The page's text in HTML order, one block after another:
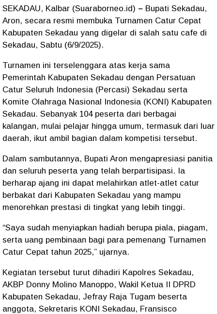
SEKADAU, Kalbar (Suaraborneo.id) – Bupati Sekadau,
Aron, secara resmi membuka Turnamen Catur Cepat
Kabupaten Sekadau yang digelar di salah satu cafe di
Sekadau, Sabtu (6/9/2025).
Turnamen ini terselenggara atas kerja sama
Pemerintah Kabupaten Sekadau dengan Persatuan
Catur Seluruh Indonesia (Percasi) Sekadau serta
Komite Olahraga Nasional Indonesia (KONI) Kabupaten
Sekadau. Sebanyak 104 peserta dari berbagai
kalangan, mulai pelajar hingga umum, termasuk dari luar
daerah, ikut ambil bagian dalam kompetisi tersebut.
Dalam sambutannya, Bupati Aron mengapresiasi panitia
dan seluruh peserta yang telah berpartisipasi. Ia
berharap ajang ini dapat melahirkan atlet-atlet catur
berbakat dari Kabupaten Sekadau yang mampu
menorehkan prestasi di tingkat yang lebih tinggi.
“Saya sudah menyiapkan hadiah berupa piala, piagam,
serta uang pembinaan bagi para pemenang Turnamen
Catur Cepat tahun 2025,” ujarnya.
Kegiatan tersebut turut dihadiri Kapolres Sekadau,
AKBP Donny Molino Manoppo, Wakil Ketua II DPRD
Kabupaten Sekadau, Jefray Raja Tugam beserta
anggota, Sekretaris KONI Sekadau, Fransisco